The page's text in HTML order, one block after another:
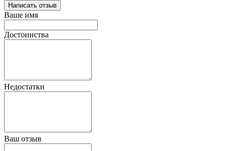
Написать отзыв
Ваше имя
Достоинства
Недостатки
Ваш отзыв